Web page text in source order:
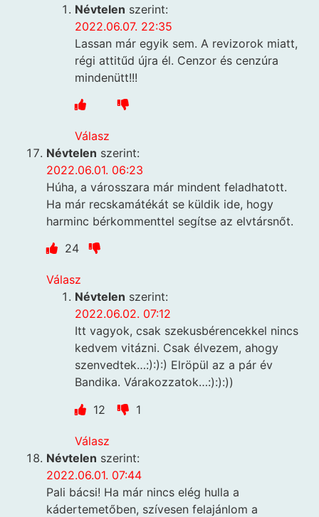
Névtelen szerint:
2022.06.07. 22:35
Lassan már egyik sem. A revizorok miatt,
régi attitűd újra él. Cenzor és cenzúra
mindenütt!!!
Válasz
Névtelen szerint:
2022.06.01. 06:23
Húha, a városszara már mindent feladhatott.
Ha már recskamátékát se küldik ide, hogy
harminc bérkommenttel segítse az elvtársnőt.
24
Válasz
Névtelen szerint:
2022.06.02. 07:12
Itt vagyok, csak szekusbérencekkel nincs
kedvem vitázni. Csak élvezem, ahogy
szenvedtek…:):):) Elröpül az a pár év
Bandika. Várakozzatok…:):):))
12
1
Válasz
Névtelen szerint:
2022.06.01. 07:44
Pali bácsi! Ha már nincs elég hulla a
kádertemetőben, szívesen felajánlom a